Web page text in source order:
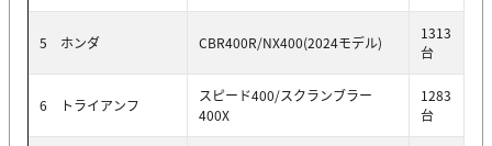
5 ホンダ CBR400R/NX400(2024モデル)
1313
台
6 トライアンフ
スピード400/スクランブラー
400X
1283
台